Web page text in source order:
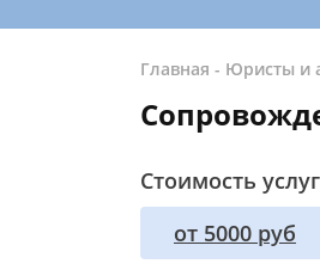
Главная - Юристы и
Стоимость услуг
от 5000 руб